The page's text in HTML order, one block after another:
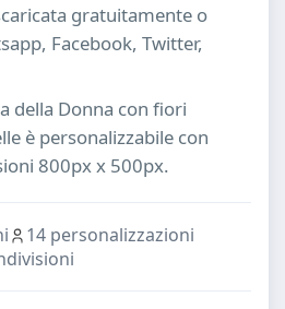
gratuitamente o
Facebook, Twitter,
della Donna con fiori
è personalizzabile con
800px x 500px.
14 personalizzazioni